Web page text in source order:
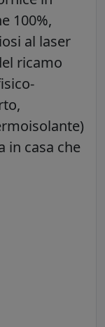
100%,
al laser
ricamo
in casa che